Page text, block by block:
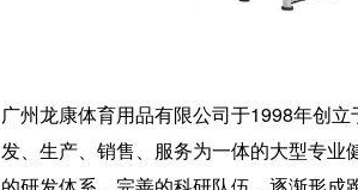
广州龙康体育用品有限公司于1998年创
发、生产、销售、服务为一体的大型专业